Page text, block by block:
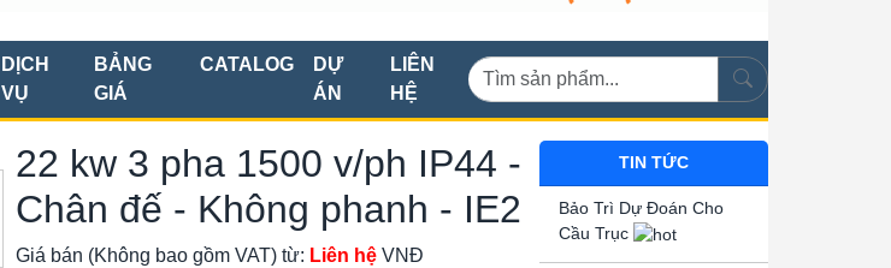
DỊCH
VỤ
BẢNG
GIÁ
CATALOG
DỰ
ÁN
LIÊN
HỆ
22 kw 3 pha 1500 v/ph IP44 -
Chân đế - Không phanh - IE2
Giá bán (Không bao gồm VAT) từ: Liên hệ VNĐ
TIN TỨC
Bảo Trì Dự Đoán Cho
Cầu Trục